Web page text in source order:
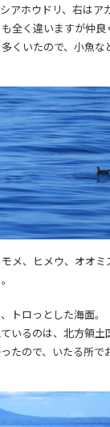
アホウドリ、右はア
全く違いますが仲良
くいたので、小魚な
メ、ヒメウ、オオミ
トロっとした海面。
いるのは、北方領土
たので、いたる所